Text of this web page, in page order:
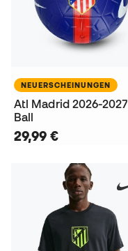
NEUERSCHEINUNGEN
Atl Madrid 2026-2027
Ball
29,99 €